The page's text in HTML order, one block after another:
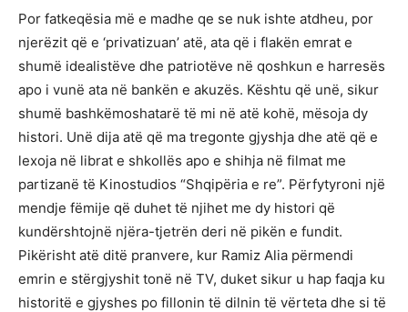
Por fatkeqësia më e madhe qe se nuk ishte atdheu, por
njerëzit që e ‘privatizuan’ atë, ata që i flakën emrat e
shumë idealistëve dhe patriotëve në qoshkun e harresës
apo i vunë ata në bankën e akuzës. Kështu që unë, sikur
shumë bashkëmoshatarë të mi në atë kohë, mësoja dy
histori. Unë dija atë që ma tregonte gjyshja dhe atë që e
lexoja në librat e shkollës apo e shihja në filmat me
partizanë të Kinostudios “Shqipëria e re”. Përfytyroni një
mendje fëmije që duhet të njihet me dy histori që
kundërshtojnë njëra-tjetrën deri në pikën e fundit.
Pikërisht atë ditë pranvere, kur Ramiz Alia përmendi
emrin e stërgjyshit tonë në TV, duket sikur u hap faqja ku
historitë e gjyshes po fillonin të dilnin të vërteta dhe si të